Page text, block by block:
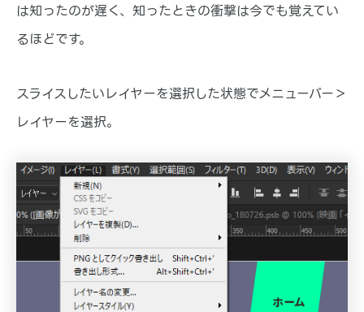
は知ったのが遅く、知ったときの衝撃は今でも覚えてい
るほどです。
スライスしたいレイヤーを選択した状態でメニューバー＞
レイヤーを選択。